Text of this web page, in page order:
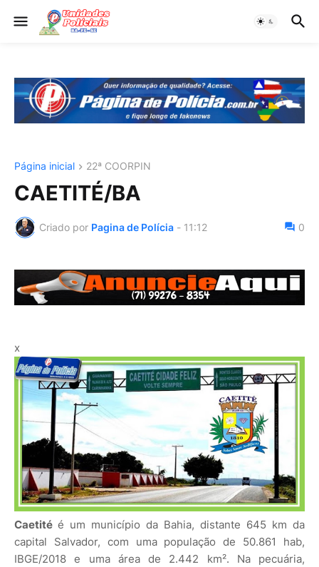
Página inicial 22ª COORPIN
CAETITÉ/BA
Criado por Pagina de Polícia - 11:12 0
x
Caetité é um município da Bahia, distante 645 km da
capital Salvador, com uma população de 50.861 hab,
IBGE/2018 e uma área de 2.442 km². Na pecuária,